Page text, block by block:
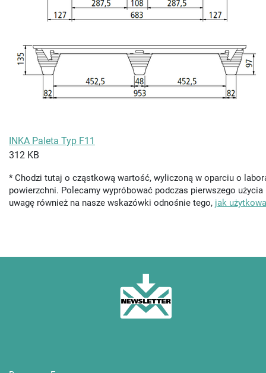
INKA Paleta Typ F11
312 KB
* Chodzi tutaj o cząstkową wartość, wyliczoną w oparciu o
powierzchni. Polecamy wypróbować podczas pierwszego
uwagę również na nasze wskazówki odnośnie tego, jak
INKA NEWSLETTER Potwierdź